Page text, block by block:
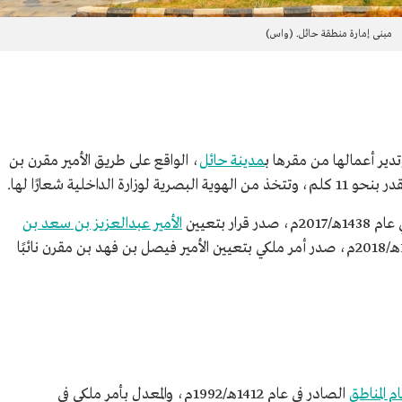
مبنى إمارة منطقة حائل. (واس)
أعمالها من مقرها بمدينة حائل، الواقع على طريق الأمير مقرن بن
شعارًا لها.
الأمير عبدالعزيز بن سعد بن
أميرًا على منطقة حائل. وفي عام 1439هـ/2018م، صدر أمر ملكي بتعيين الأمير فيصل بن فهد بن مقرن نائبًا
المناطق
الصادر في عام 1412هـ/1992م، والمعدل بأمر ملكي في